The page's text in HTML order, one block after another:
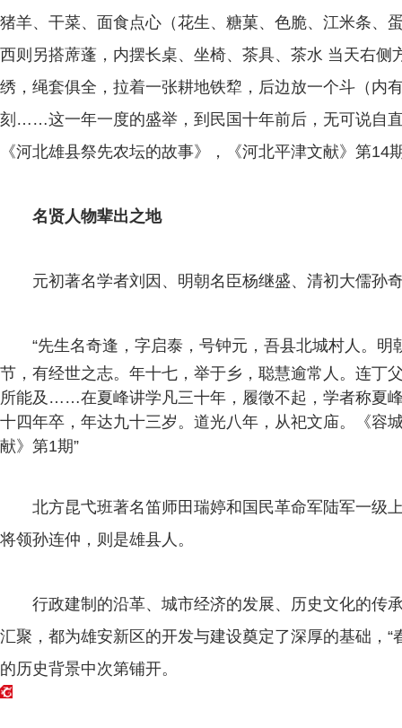
猪羊、干菜、面食点心（花生、糖菓、色脆、江米条、
西则另搭蓆蓬，内摆长桌、坐椅、茶具、茶水 当天右侧
绣，绳套俱全，拉着一张耕地铁犂，后边放一个斗（内
刻……这一年一度的盛举，到民国十年前后，无可说自
《河北雄县祭先农坛的故事》，《河北平津文献》第14
名贤人物辈出之地
元初著名学者刘因、明朝名臣杨继盛、清初大儒孙奇
“先生名奇逢，字启泰，号钟元，吾县北城村人。
节，有经世之志。年十七，举于乡，聪慧逾常人。连丁
所能及……在夏峰讲学凡三十年，履徵不起，学者称夏
十四年卒，年达九十三岁。道光八年，从祀文庙。《容
献》第1期”
北方昆弋班著名笛师田瑞婷和国民革命军陆军一级
将领孙连仲，则是雄县人。
行政建制的沿革、城市经济的发展、历史文化的传
汇聚，都为雄安新区的开发与建设奠定了深厚的基础，“
的历史背景中次第铺开。